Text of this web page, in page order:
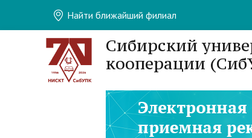
Найти ближайший филиал
Сибирский
кооперации